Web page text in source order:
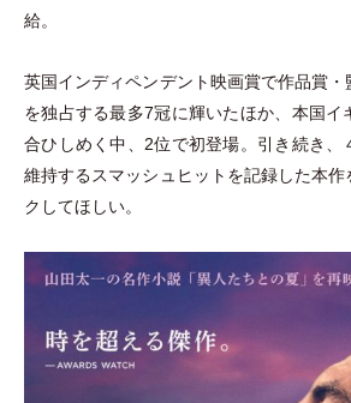
給。
英国インディペンデント映画賞で作品賞 ・
を独占する最多7冠に輝いたほか、本国イ
合ひしめく中、2位で初登場。引き続き、
維持するスマッシュヒットを記録した本作
クしてほしい。